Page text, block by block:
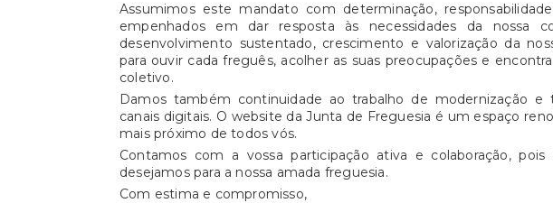
Assumimos este mandato com determinação,
empenhados em dar resposta às necessidades da nossa
desenvolvimento sustentado, crescimento e valorização da
para ouvir cada freguês, acolher as suas preocupações e
coletivo.
Damos também continuidade ao trabalho de modernização e
canais digitais. O website da Junta de Freguesia é um espaço
mais próximo de todos vós.
Contamos com a vossa participação ativa e colaboração,
desejamos para a nossa amada freguesia.
Com estima e compromisso,